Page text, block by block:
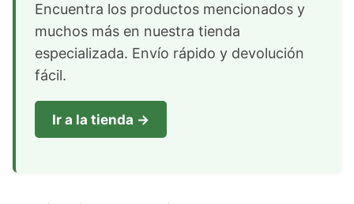
Encuentra los productos mencionados y
muchos más en nuestra tienda
especializada. Envío rápido y devolución
fácil.
Ir a la tienda →